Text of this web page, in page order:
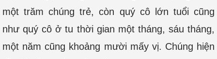
một trăm chúng trẻ, còn quý cô lớn tuổi cũng
như quý cô ở tu thời gian một tháng, sáu tháng,
một năm cũng khoảng mười mấy vị. Chúng hiện